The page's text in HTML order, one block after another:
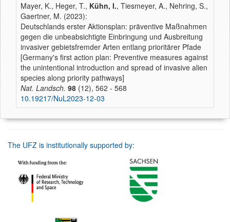
Mayer, K., Heger, T., Kühn, I., Tiesmeyer, A., Nehring, S.,
Gaertner, M. (2023):
Deutschlands erster Aktionsplan: präventive Maßnahmen
gegen die unbeabsichtigte Einbringung und Ausbreitung
invasiver gebietsfremder Arten entlang prioritärer Pfade
[Germany's first action plan: Preventive measures against
the unintentional introduction and spread of invasive alien
species along priority pathways]
Nat. Landsch. 98 (12), 562 - 568
10.19217/NuL2023-12-03
The UFZ is institutionally supported by: